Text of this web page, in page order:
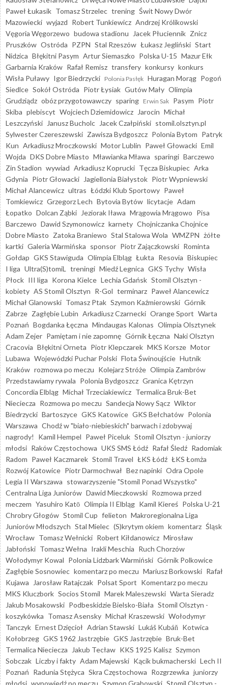
Paweł Łukasik Tomasz Strzelec trening Świt Nowy Dwór
Mazowiecki wyjazd Robert Tunkiewicz Andrzej Królikowski
Vęgoria Węgorzewo budowa stadionu Jacek Płuciennik Znicz
Pruszków Ostróda PZPN Stal Rzeszów Łukasz Jegliński Start
Nidzica Błękitni Pasym Artur Siemaszko Polska U-15 Mazur Ełk
Garbarnia Kraków Rafał Remisz transfery konkursy konkurs
Wisła Puławy Igor Biedrzycki Polonia Pasłęk Huragan Morąg Pogoń
Siedlce Sokół Ostróda Piotr Łysiak Gutów Mały Olimpia
Grudziądz obóz przygotowawczy sparing Erwin Sak Pasym Piotr
Skiba plebiscyt Wojciech Dziemidowicz Jarocin Michał
Leszczyński
Janusz Bucholc Jacek Czałpiński stomil.olsztyn.pl
Sylwester Czereszewski Zawisza Bydgoszcz Polonia Bytom Patryk
Kun Arkadiusz Mroczkowski Motor Lublin Paweł Głowacki Emil
Wojda DKS Dobre Miasto Mławianka Mława sparingi Barczewo
Zin Stadion wywiad Arkadiusz Koprucki Tęcza Biskupiec Arka
Gdynia Piotr Głowacki Jagiellonia Białystok Piotr Wypniewski
Michał Alancewicz ultras Łódzki Klub Sportowy Paweł
Tomkiewicz Grzegorz Lech Bytovia Bytów licytacje Adam
Łopatko Dolcan Ząbki Jeziorak Iława Mrągowia Mrągowo Pisa
Barczewo Dawid Szymonowicz karnety Chojniczanka Chojnice
Dobre Miasto Zatoka Braniewo Stal Stalowa Wola WMZPN żółte
kartki Galeria Warmińska sponsor Piotr Zajączkowski Rominta
Gołdap GKS Stawiguda Olimpia Elbląg Łukta Resovia Biskupiec
I liga Ultra(S)tomiL treningi Miedź Legnica GKS Tychy Wisła
Płock III liga Korona Kielce Lechia Gdańsk Stomil Olsztyn -
kobiety AS Stomil Olsztyn R-Gol terminarz Paweł Alancewicz
Michał Glanowski Tomasz Ptak Szymon Kaźmierowski Górnik
Zabrze Zagłębie Lubin Arkadiusz Czarnecki Orange Sport Warta
Poznań Bogdanka Łęczna Mindaugas Kalonas Olimpia Olsztynek
Adam Zejer Pamiętam i nie zapomnę Górnik Łęczna Naki Olsztyn
Cracovia Błękitni Orneta Piotr Klepczarek MKS Korsze Motor
Lubawa Wojewódzki Puchar Polski Flota Świnoujście Hutnik
Kraków rozmowa po meczu Kolejarz Stróże Olimpia Zambrów
Przedstawiamy rywala Polonia Bydgoszcz Granica Kętrzyn
Concordia Elbląg Michał Trzeciakiewicz Termalica Bruk-Bet
Nieciecza Rozmowa po meczu Sandecja Nowy Sącz Wiktor
Biedrzycki Bartoszyce GKS Katowice GKS Bełchatów Polonia
Warszawa Chodź w "biało-niebieskich" barwach i zdobywaj
nagrody!
Kamil Hempel Paweł Piceluk Stomil Olsztyn - juniorzy
młodsi Raków Częstochowa UKS SMS Łódź Rafał Śledź Radomiak
Radom Paweł Kaczmarek Stomil Travel ŁKS Łódź ŁKS Łomża
Rozwój Katowice Piotr Darmochwał Bez napinki Odra Opole
Legia II Warszawa stowarzyszenie "Stomil Ponad Wszystko"
Centralna Liga Juniorów Dawid Mieczkowski Rozmowa przed
meczem Yasuhiro Katō Olimpia II Elbląg Kamil Kiereś Polska U-21
Chrobry Głogów Stomil Cup felieton Makroregionalna Liga
Juniorów Młodszych Stal Mielec (S)krytym okiem komentarz Śląsk
Wrocław Tomasz Wełnicki Robert Kiłdanowicz Mirosław
Jabłoński Tomasz Wełna Irakli Meschia Ruch Chorzów
Wołodymyr Kowal Polonia Lidzbark Warmiński Górnik Polkowice
Zagłębie Sosnowiec komentarz po meczu Mariusz Borkowski Rafał
Kujawa
Jarosław Ratajczak Polsat Sport Komentarz po meczu
MKS Kluczbork Socios Stomil Marek Maleszewski Warta Sieradz
Jakub Mosakowski Podbeskidzie Bielsko-Biała Stomil Olsztyn -
koszykówka Tomasz Asensky Michał Kraszewski Wołodymyr
Tanczyk Ernest Dzięcioł Adrian Stawski Lukáš Kubáň Kotwica
Kołobrzeg GKS 1962 Jastrzębie GKS Jastrzębie Bruk-Bet
Termalica Nieciecza
Jakub Tecław KKS 1925 Kalisz Szymon
Sobczak Liczby i fakty Adam Majewski Kącik bukmacherski Lech II
Poznań Radunia Stężyca Skra Częstochowa Rozgrzewka juniorzy
młodsi wypowiedź po meczu Szymon Grabowski Stomil Olsztyn -